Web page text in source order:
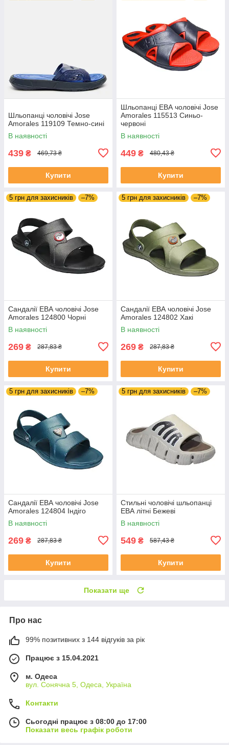
Шльопанці чоловічі Jose
Amorales 119109 Темно-сині
В наявності
439 ₴ 469,73 ₴
Купити
Шльопанці ЕВА чоловічі Jose
Amorales 115513 Синьо-
червоні
В наявності
449 ₴ 480,43 ₴
Купити
5 грн для захисників –7%
Сандалії ЕВА чоловічі Jose
Amorales 124800 Чорні
В наявності
269 ₴ 287,83 ₴
Купити
5 грн для захисників –7%
Сандалії ЕВА чоловічі Jose
Amorales 124802 Хакі
В наявності
269 ₴ 287,83 ₴
Купити
5 грн для захисників –7%
Сандалії ЕВА чоловічі Jose
Amorales 124804 Індіго
В наявності
269 ₴ 287,83 ₴
Купити
5 грн для захисників –7%
Стильні чоловічі шльопанці
ЕВА літні Бежеві
В наявності
549 ₴ 587,43 ₴
Купити
Показати ще
Про нас
99% позитивних з 144 відгуків за рік
Працює з 15.04.2021
м. Одеса
вул. Сонячна 5, Одеса, Україна
Контакти
Сьогодні працює з 08:00 до 17:00
Показати весь графік роботи